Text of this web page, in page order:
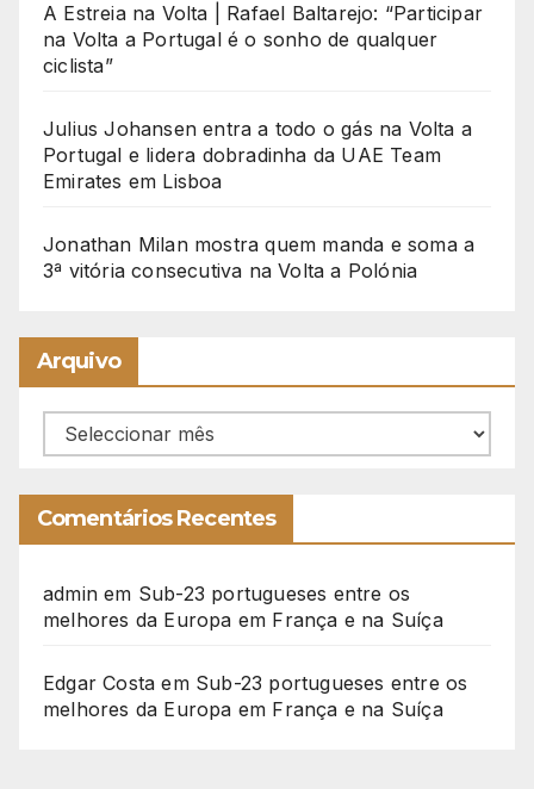
A Estreia na Volta | Rafael Baltarejo: “Participar
na Volta a Portugal é o sonho de qualquer
ciclista”
Julius Johansen entra a todo o gás na Volta a
Portugal e lidera dobradinha da UAE Team
Emirates em Lisboa
Jonathan Milan mostra quem manda e soma a
3ª vitória consecutiva na Volta a Polónia
Arquivo
Arquivo
Comentários Recentes
admin em Sub-23 portugueses entre os
melhores da Europa em França e na Suíça
Edgar Costa em Sub-23 portugueses entre os
melhores da Europa em França e na Suíça